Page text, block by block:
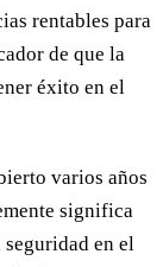
rentables para
de que la
éxito en el
varios años
significa
seguridad en el